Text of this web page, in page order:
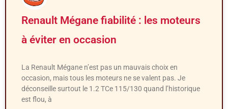
Renault Mégane fiabilité : les moteurs
à éviter en occasion
La Renault Mégane n’est pas un mauvais choix en
occasion, mais tous les moteurs ne se valent pas. Je
déconseille surtout le 1.2 TCe 115/130 quand l’historique
est flou, à